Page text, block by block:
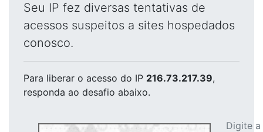
Seu IP fez diversas tentativas de
acessos suspeitos a sites hospedados
conosco.
Para liberar o acesso do IP 216.73.217.39,
responda ao desafio abaixo.
Digite